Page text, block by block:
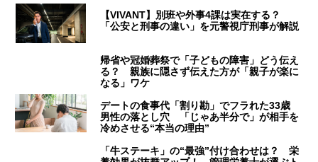
【VIVANT】別班や外事4課は実在する？
「公安と刑事の違い」を元警視庁刑事が解説
帰省や冠婚葬祭で「子どもの障害」どう伝え
る？ 親族に隠さず伝えた方が「親子が楽に
なる」ワケ
デートの食事代「割り勘」でフラれた33歳
男性の落とし穴 「じゃあ半分で」が相手を
冷めさせる“本当の理由”
「牛ステーキ」の“最強”付け合わせは？ 栄